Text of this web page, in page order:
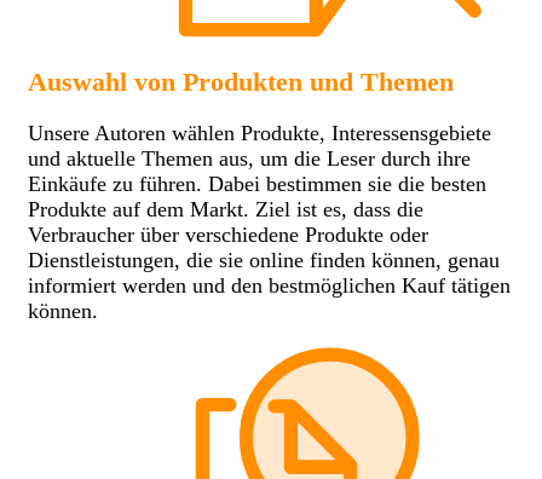
Auswahl von Produkten und Themen
Unsere Autoren wählen Produkte, Interessensgebiete
und aktuelle Themen aus, um die Leser durch ihre
Einkäufe zu führen. Dabei bestimmen sie die besten
Produkte auf dem Markt. Ziel ist es, dass die
Verbraucher über verschiedene Produkte oder
Dienstleistungen, die sie online finden können, genau
informiert werden und den bestmöglichen Kauf tätigen
können.